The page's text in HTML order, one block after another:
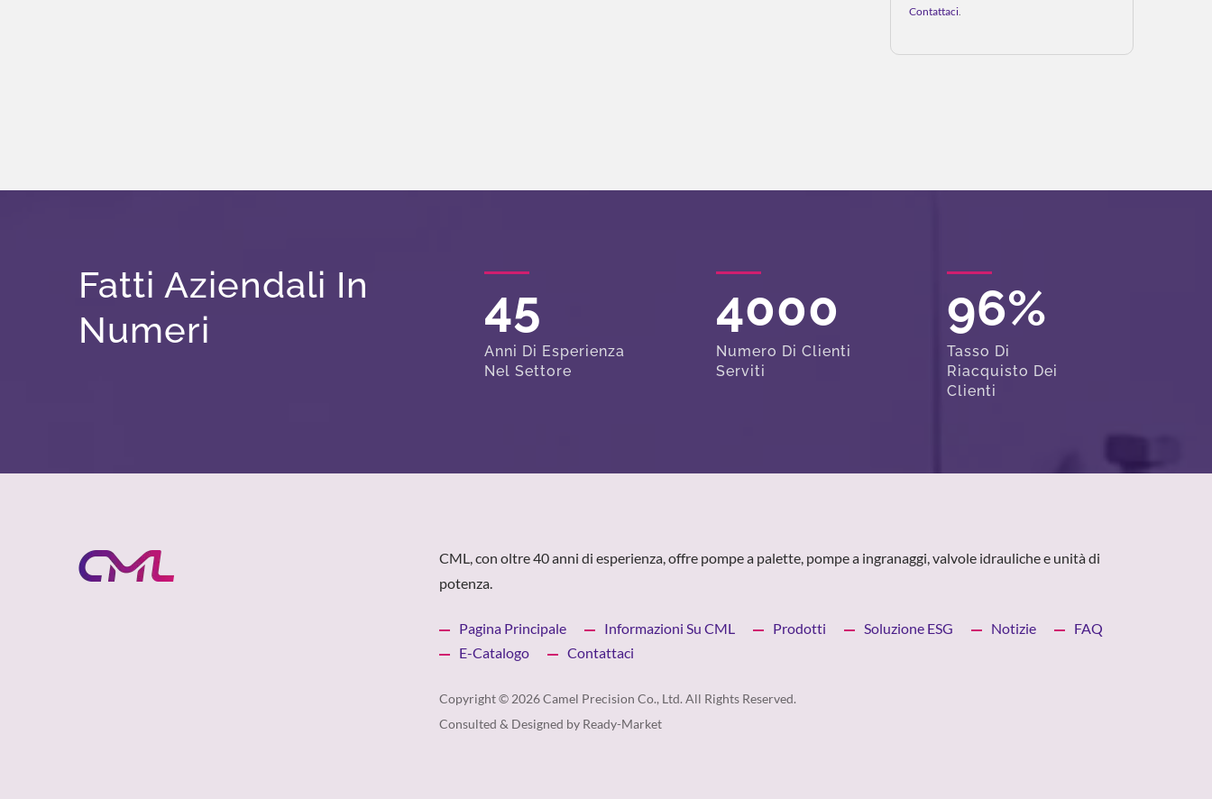
Contattaci
Fatti Aziendali In
Numeri
45
Anni Di Esperienza
Nel Settore
4000
Numero Di Clienti
Serviti
96%
Tasso Di
Riacquisto Dei
Clienti
CML, con oltre 40 anni di esperienza, offre pompe a palette, pompe a ingranaggi, valvole idrauliche e unità di
potenza.
Pagina Principale Informazioni Su CML Prodotti Soluzione ESG Notizie
FAQ
E-Catalogo
Contattaci
Copyright © 2026Camel Precision Co., Ltd. All Rights Reserved.
Consulted & Designed by Ready-Market